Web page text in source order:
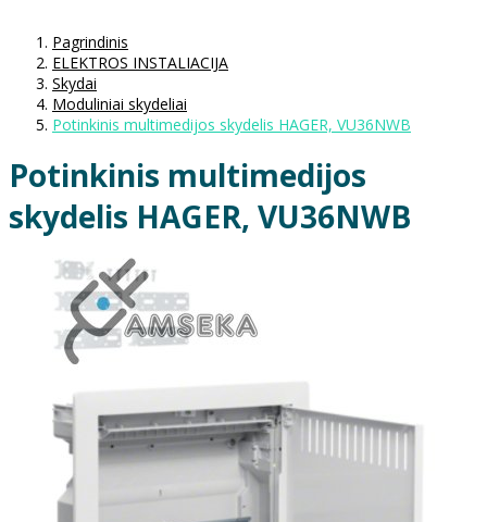
Pagrindinis
ELEKTROS INSTALIACIJA
Skydai
Moduliniai skydeliai
Potinkinis multimedijos skydelis HAGER, VU36NWB
Potinkinis multimedijos
skydelis HAGER, VU36NWB